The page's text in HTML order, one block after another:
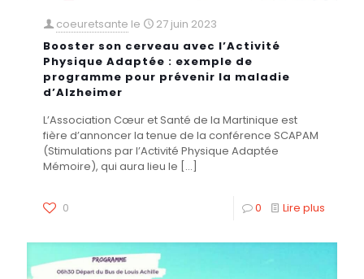
coeuretsante le
27 juin 2023
Booster son cerveau avec l’Activité
Physique Adaptée : exemple de
programme pour prévenir la maladie
d’Alzheimer
L’Association Cœur et Santé de la Martinique est
fière d’annoncer la tenue de la conférence SCAPAM
(Stimulations par l’Activité Physique Adaptée
Mémoire), qui aura lieu le […]
0 0 Lire plus